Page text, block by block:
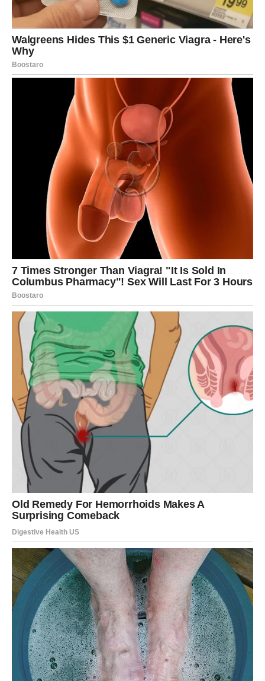
UNUTRAŠNJA
TRANSFORMACIJA – SNAGA
KOJA DOLAZI IZ RANJIVOSTI
Najveća promena za Lava u ovom periodu dešava se
iznutra. Učiš da ne moraš uvek nositi krunu, da ne moraš
biti oslonac svima i da imaš pravo da se umoriš.
Sudbinski dani te uče da jeranjivost hrabrost
slabost, i da se prava snaga ne meri glasnoćom, već
iskrenošću prema sebi.
Možeš osećati emotivni umor ili potrebu da se povučeš,
ali to je znak da se stari obrasci ruše. Iz tog procesa
izlaziš snažniji, ali drugačiji – manje gladan priznanja, a
više gladan istine.
SUDBINSKI ZNACI – KARMA TI
SKIDA ILUZIJE
U narednim danima obrati pažnju na:
situacije u kojima shvataš da daješ više nego što primaš
ljude koji traže tvoju energiju, ali ne daju podršku
osećaj da više ne želiš da se dokazuješ
unutrašnji glas koji ti govori da zaslužuješ više
Ništa od ovoga nije slučajno. Karma te vodi ka mestu gde
se tvoja svetlost više ne troši uzalud.